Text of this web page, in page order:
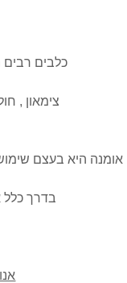
כלבים
אומנה היא בעצם